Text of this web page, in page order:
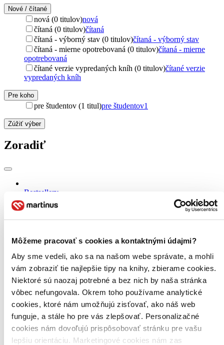
Môžeme pracovať s cookies a kontaktnými údajmi?
Aby sme vedeli, ako sa na našom webe správate, a mohli
vám zobraziť tie najlepšie tipy na knihy, zbierame cookies.
Niektoré sú naozaj potrebné a bez nich by naša stránka
vôbec nefungovala. Okrem toho používame analytické
cookies, ktoré nám umožňujú zisťovať, ako náš web
funguje, a stále ho pre vás zlepšovať. Personalizačné
cookies nám dovoľujú prispôsobovať stránku pre vašu
lepšiu orientáciu. Marketingové cookies nám zas
Nové / čítané
nová (0 titulov)nová
čítaná (0 titulov)čítaná
čítaná - výborný stav (0 titulov)čítaná - výborný stav
čítaná - mierne opotrebovaná (0 titulov)čítaná - mierne
opotrebovaná
čítané verzie vypredaných kníh (0 titulov)čítané verzie
vypredaných kníh
Pre koho
pre študentov (1 titul)pre študentov1
Zúžiť výber
Zoradiť
Bestsellery
Top hodnotené
Novinky
Najdrahšie
Najvyššia zľava
Použité filtre
Zrušiť filtre
dostupné